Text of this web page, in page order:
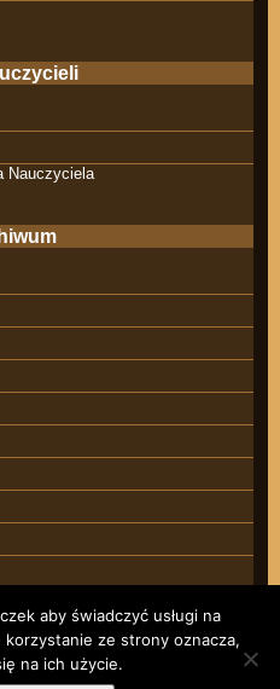
Nauczyciela
aby świadczyć usługi na
korzystanie ze strony oznacza,
na ich użycie.